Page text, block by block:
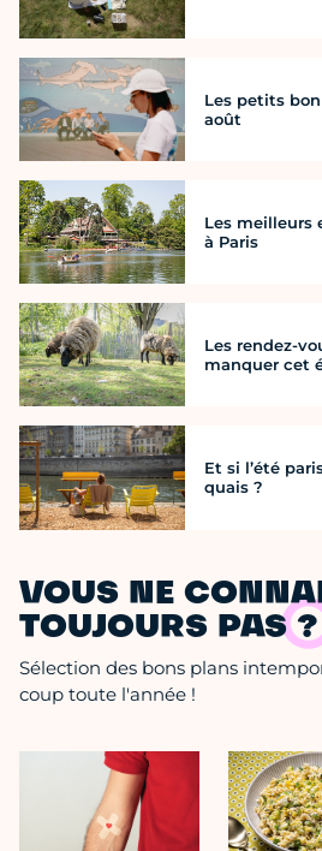
Les petits
août
Les meilleurs
à Paris
Les rendez-
manquer cet
Et si l’été
quais ?
VOUS NE
TOUJOURS PAS ?
Sélection des bons plans
coup toute l'année !